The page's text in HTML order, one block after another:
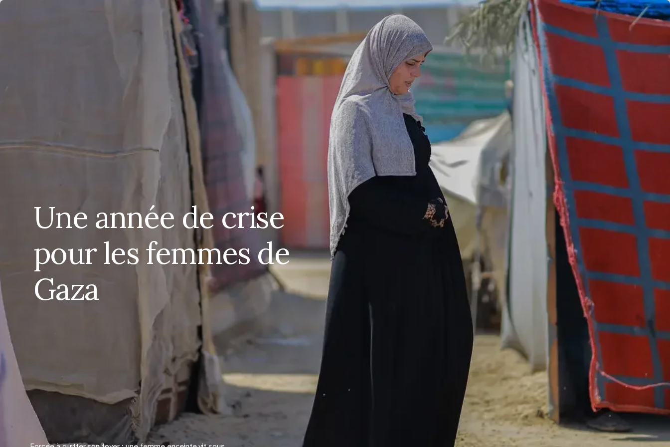
Une année de crise pour
les femmes de Gaza
“Each step felt like a race against death,” a 30-
year-old pregnant woman told UNFPA a year ago in
October, describing her frantic flight from home
as bombs began to drop on Gaza. Overwhelmed
Partager sur Facebook
EN ES AR
Une année de crise
pour les femmes de
Gaza